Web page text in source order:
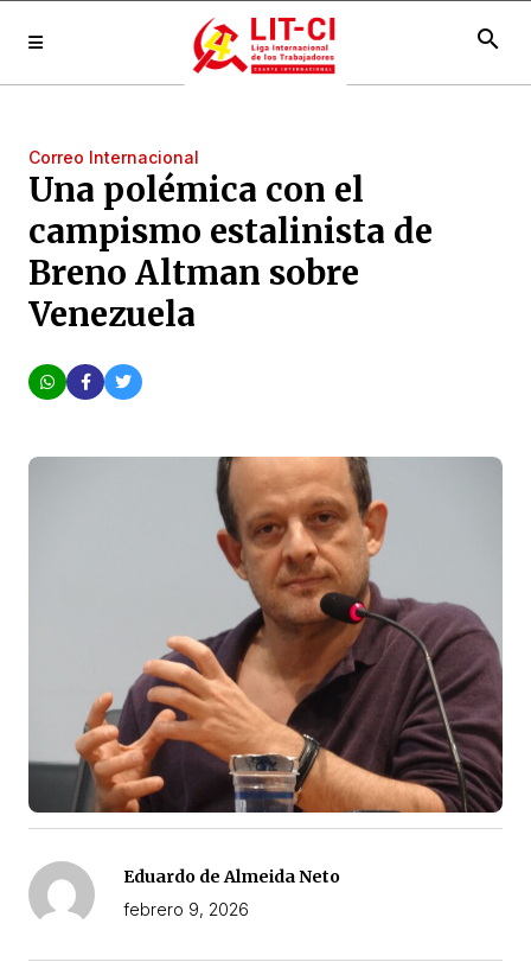
search
Correo Internacional
Una polémica con el
campismo estalinista de
Breno Altman sobre
Venezuela
Eduardo de Almeida Neto
febrero 9, 2026